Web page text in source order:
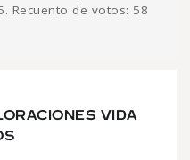
Recuento de votos: 58
VIDA